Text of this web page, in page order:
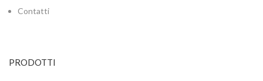
Contatti
PRODOTTI